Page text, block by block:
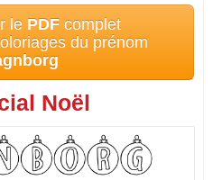
le PDF complet
du prénom
Noël